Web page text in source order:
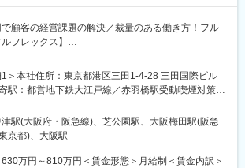
ト・UX方針の策定
インタラクション設計
ピングと検証
創・合意形成
善と価値向上
事例：
ーにおけるマーケティング トランスフォーメーシ
び実行支援
で顧客の経営課題の解決／裁量のある働き方！フル
フレックス】
ゆる判断を、Data-Informedに。」をパーパスに掲
ントの課題をデータにより多角的に分析し示唆を提
ルティングや、データを用いた判断を継続的に支援
基盤開発といったサービスを提供しています。
上場以降サービスや顧客の拡大フェーズに入ってお
1＞本社住所：東京都港区三田1-4-28 三田国際ビル
駅：都営地下鉄大江戸線／赤羽橋駅受動喫煙対策：
能場所あり＜勤務地詳細2＞大阪オフィス住所：大阪
大深町6番38号 グラングリーン大阪 北館 JAM
STUDIO 404号室勤務地最寄駅：JR線／大阪駅受
駅(大阪府・阪急線)、芝公園駅、大阪梅田駅(阪急
京都)、大阪駅
630万円～810万円＜賃金形態＞月給制＜賃金内訳＞